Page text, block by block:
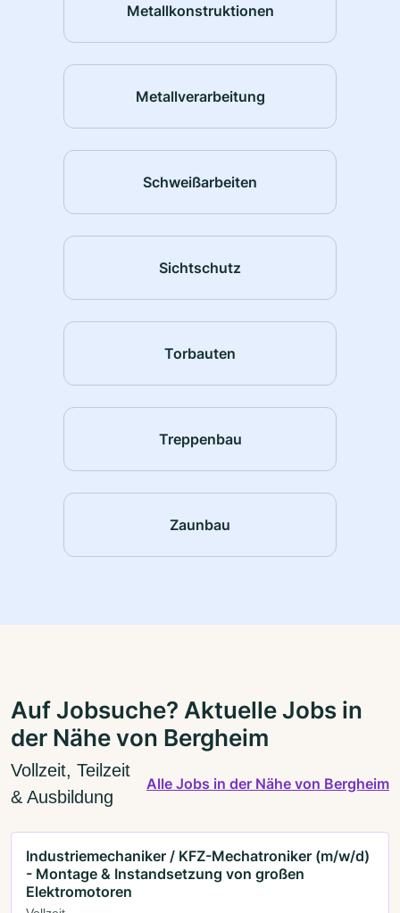
Metallkonstruktionen
Metallverarbeitung
Schweißarbeiten
Sichtschutz
Torbauten
Treppenbau
Zaunbau
Auf Jobsuche? Aktuelle Jobs in
der Nähe von Bergheim
Vollzeit, Teilzeit
& Ausbildung
Alle Jobs in der Nähe von Bergheim
Industriemechaniker / KFZ-Mechatroniker (m/w/d)
- Montage & Instandsetzung von großen
Elektromotoren